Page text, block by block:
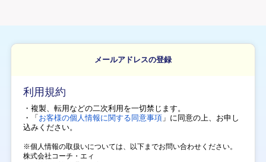
メールアドレスの登録
利用規約
・複製、転用などの二次利用を一切禁じます。
・「 お客様の個人情報に関する同意事項」に同意の上、 お申し
込みください。
※個人情報の取扱いについては、以下までお問い合わせください。
株式会社コーチ・エィ